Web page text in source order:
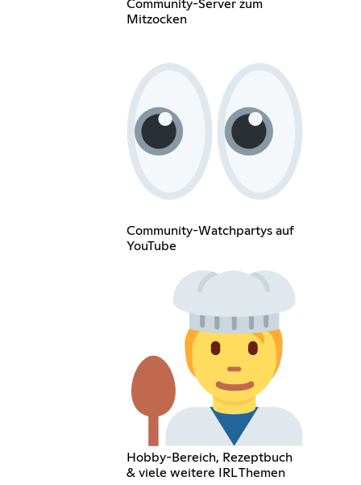
Community-Server zum
Mitzocken
Community-Watchpartys auf
YouTube
Hobby-Bereich, Rezeptbuch
& viele weitere IRL Themen